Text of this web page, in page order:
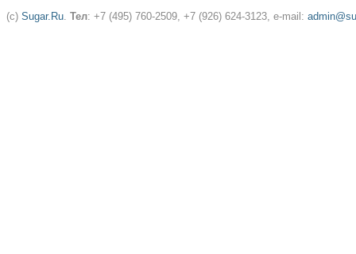
(c) Sugar.Ru. Тел: +7 (495) 760-2509, +7 (926) 624-3123, e-mail: